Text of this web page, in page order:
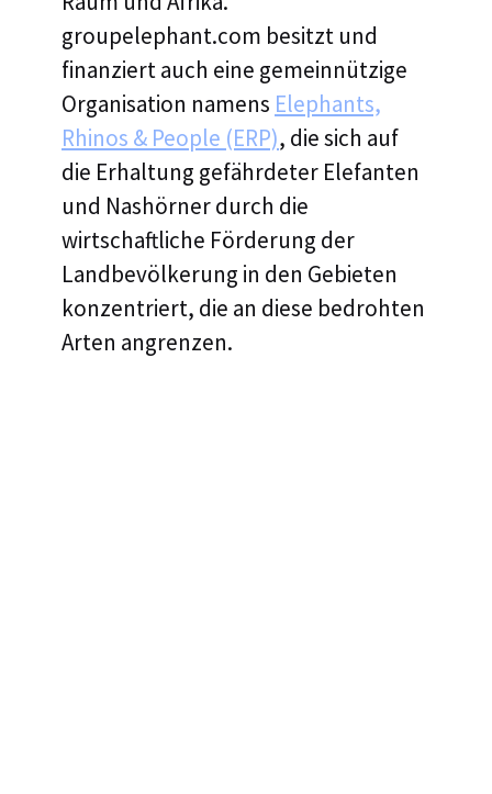
groupelephant.com besitzt und
finanziert auch eine gemeinnützige
Organisation namens Elephants,
Rhinos & People (ERP), die sich auf
die Erhaltung gefährdeter Elefanten
und Nashörner durch die
wirtschaftliche Förderung der
Landbevölkerung in den Gebieten
konzentriert, die an diese bedrohten
Arten angrenzen.